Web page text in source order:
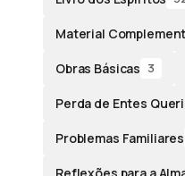
Material
Obras Básicas 3
Perda de Entes
Problemas Familiares
Reflexões para a